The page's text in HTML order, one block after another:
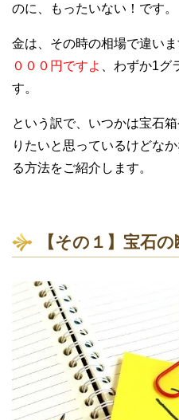
のに、もったいない！です。
金は、その時の相場で違いま
０００円ですよ
、わずか1
す。
という訳で、いつかは宝石
りたいと思っているけどな
る方法をご紹介します。
【その１】宝石